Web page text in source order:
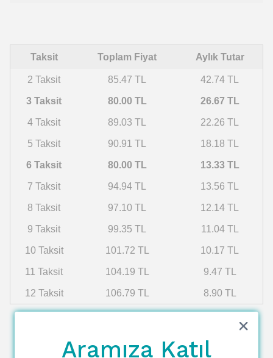
Taksit Toplam Fiyat Aylık Tutar
2 Taksit 85.47 TL 42.74 TL
3 Taksit 80.00 TL 26.67 TL
4 Taksit 89.03 TL 22.26 TL
5 Taksit 90.91 TL 18.18 TL
6 Taksit 80.00 TL 13.33 TL
7 Taksit 94.94 TL 13.56 TL
8 Taksit 97.10 TL 12.14 TL
9 Taksit 99.35 TL 11.04 TL
10 Taksit 101.72 TL 10.17 TL
11 Taksit 104.19 TL 9.47 TL
12 Taksit 106.79 TL 8.90 TL
Aramıza Katıl